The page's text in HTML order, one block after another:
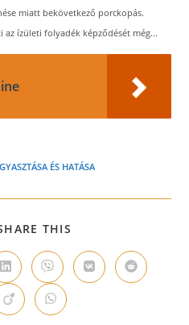
miatt bekövetkező porckopás.
az ízületi folyadék képződését még...
ÉS HATÁSA
THIS
CONTENT
Opens
in
a
new
window
Opens
in
a
new
window
Opens
in
Opens
in
Opens
in
Opens
in